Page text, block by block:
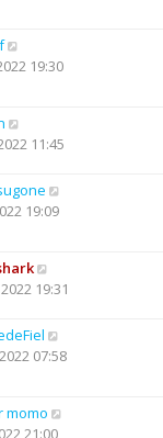
19:30
11:45
19:09
19:31
07:58
momo
21:00